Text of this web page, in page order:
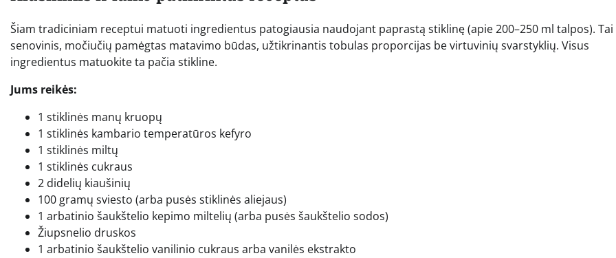
Šiam tradiciniam receptui matuoti ingredientus patogiausia naudojant paprastą stiklinę (apie 200–250 ml talpos). Tai
senovinis, močiučių pamėgtas matavimo būdas, užtikrinantis tobulas proporcijas be virtuvinių svarstyklių. Visus
ingredientus matuokite ta pačia stikline.
Jums reikės:
1 stiklinės manų kruopų
1 stiklinės kambario temperatūros kefyro
1 stiklinės miltų
1 stiklinės cukraus
2 didelių kiaušinių
100 gramų sviesto (arba pusės stiklinės aliejaus)
1 arbatinio šaukštelio kepimo miltelių (arba pusės šaukštelio sodos)
Žiupsnelio druskos
1 arbatinio šaukštelio vanilinio cukraus arba vanilės ekstrakto